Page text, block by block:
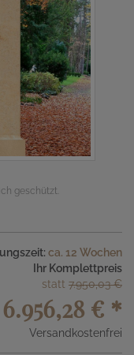
geschützt.
ca. 12 Wochen
Ihr Komplettpreis
statt 7.950,03 €
6.956,28 € *
Versandkostenfrei